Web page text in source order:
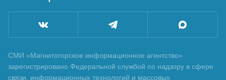
СМИ «Магнитогорское информационное агентство»
зарегистрировано Федеральной службой по надзору в сфере
связи, информационных технологий и массовых